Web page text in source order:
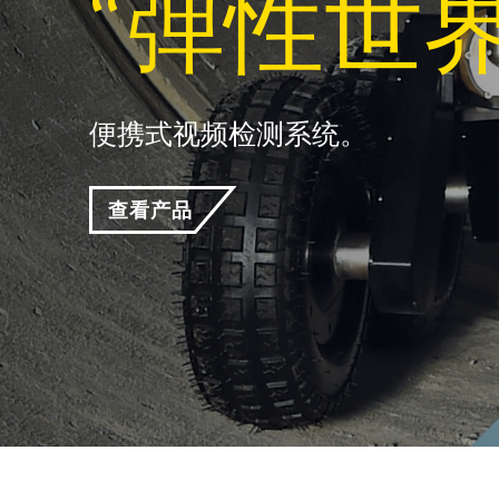
“弹性世
便携式视频检测系统。
查看产品